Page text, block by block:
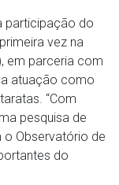
participação do
vez na
em parceria com
a atuação como
“Com
pesquisa de
Observatório de
do